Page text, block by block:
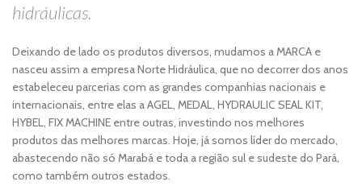
hidráulicas.
Deixando de lado os produtos diversos, mudamos a MARCA e
nasceu assim a empresa Norte Hidráulica, que no decorrer dos anos
estabeleceu parcerias com as grandes companhias nacionais e
internacionais, entre elas a AGEL, MEDAL, HYDRAULIC SEAL KIT,
HYBEL, FIX MACHINE entre outras, investindo nos melhores
produtos das melhores marcas. Hoje, já somos líder do mercado,
abastecendo não só Marabá e toda a região sul e sudeste do Pará,
como também outros estados.